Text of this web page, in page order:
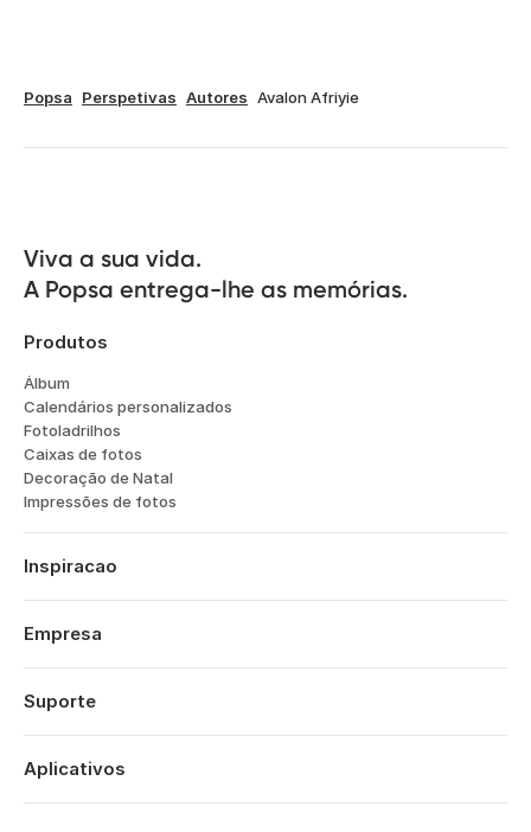
Popsa Perspetivas Autores Avalon Afriyie
Viva a sua vida.
A Popsa entrega-lhe as memórias.
Produtos
Álbum
Calendários personalizados
Fotoladrilhos
Caixas de fotos
Decoração de Natal
Impressões de fotos
Inspiracao
Viagens
Casamentos
Aniversários
Sao Valentim
Empresa
Sobre
Características
Affiliates
Suporte
Iniciar sessão
Histórico de encomendas
Aplicativos
Popsa para iOS